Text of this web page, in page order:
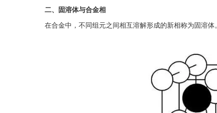
二、固溶体与合金相
在合金中，不同组元之间相互溶解形成的新相称为固溶体。